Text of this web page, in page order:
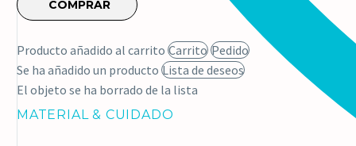
tricolor
COMPRAR
Producto añadido al carrito Carrito Pedido
Se ha añadido un producto Lista de deseos
El objeto se ha borrado de la lista
MATERIAL & CUIDADO